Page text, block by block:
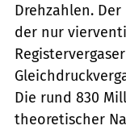
Drehzahlen.
der nur
Die rund 830
theoretischer